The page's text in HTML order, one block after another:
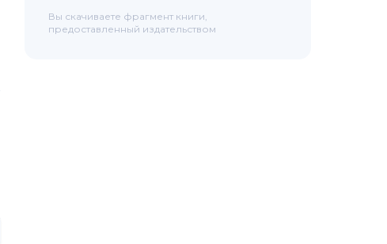
Вы скачиваете фрагмент книги,
предоставленный издательством